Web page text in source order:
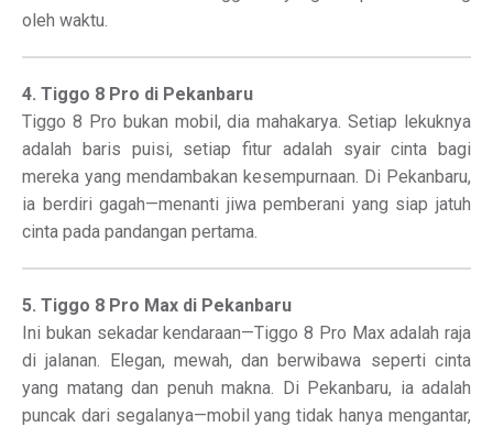
oleh waktu.
4. Tiggo 8 Pro di Pekanbaru
Tiggo 8 Pro bukan mobil, dia mahakarya. Setiap lekuknya
adalah baris puisi, setiap fitur adalah syair cinta bagi
mereka yang mendambakan kesempurnaan. Di Pekanbaru,
ia berdiri gagah—menanti jiwa pemberani yang siap jatuh
cinta pada pandangan pertama.
5. Tiggo 8 Pro Max di Pekanbaru
Ini bukan sekadar kendaraan—Tiggo 8 Pro Max adalah raja
di jalanan. Elegan, mewah, dan berwibawa seperti cinta
yang matang dan penuh makna. Di Pekanbaru, ia adalah
puncak dari segalanya—mobil yang tidak hanya mengantar,